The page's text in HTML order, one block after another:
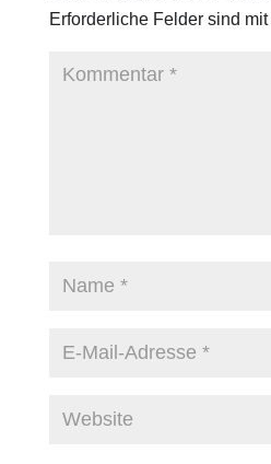
Erforderliche Felder sind mit